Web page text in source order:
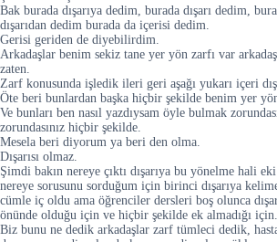
Bak burada dışarıya dedim, burada dışarı dedim,
dışarıdan dedim burada da içerisi dedim.
Gerisi geriden de diyebilirdim.
Arkadaşlar benim sekiz tane yer yön zarfı var
zaten.
Zarf konusunda işledik ileri geri aşağı yukarı içeri
Öte beri bunlardan başka hiçbir şekilde benim yer
Ve bunları ben nasıl yazdıysam öyle bulmak
zorundasınız hiçbir şekilde.
Mesela beri diyorum ya beri den olma.
Dışarısı olmaz.
Şimdi bakın nereye çıktı dışarıya bu yönelme hali
nereye sorusunu sorduğum için birinci dışarıya
cümle iç oldu ama öğrenciler dersleri boş olunca
önünde olduğu için ve hiçbir şekilde ek almadığı için.
Biz bunu ne dedik arkadaşlar zarf tümleci dedik,